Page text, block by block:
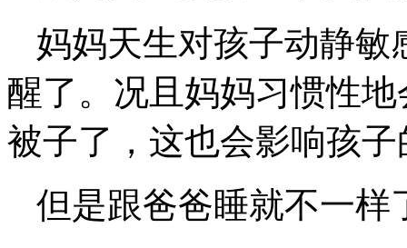
妈妈天生对孩子动静敏
醒了。况且妈妈习惯性
被子了，这也会影响孩
但是跟爸爸睡就不一样